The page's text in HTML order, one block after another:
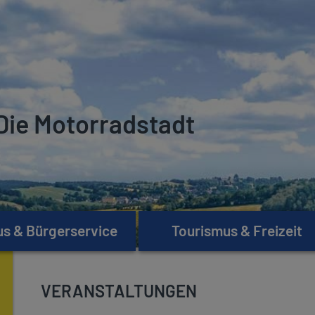
Motorradstadt
& Bürgerservice Tourismus & Freizeit
VERANSTALTUNGEN